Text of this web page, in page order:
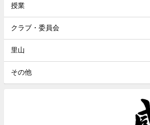
授業
クラブ・委員会
里山
その他